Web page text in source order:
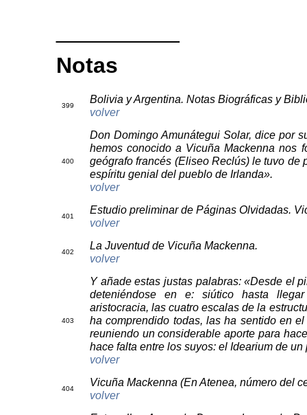
Notas
399
Bolivia y Argentina. Notas Biográficas y
volver
400
Don Domingo Amunátegui Solar, dice por
hemos conocido a Vicuña Mackenna nos
geógrafo francés (Eliseo Reclús) le tuvo
espíritu genial del pueblo de Irlanda».
volver
401
Estudio preliminar de Páginas Olvidadas.
volver
402
La Juventud de Vicuña Mackenna.
volver
403
Y añade estas justas palabras: «Desde el
deteniéndose en e: siútico hasta
aristocracia, las cuatro escalas de la
ha comprendido todas, las ha sentido en
reuniendo un considerable aporte para
hace falta entre los suyos: el Idearium de un
volver
404
Vicuña Mackenna (En Atenea, número del
volver